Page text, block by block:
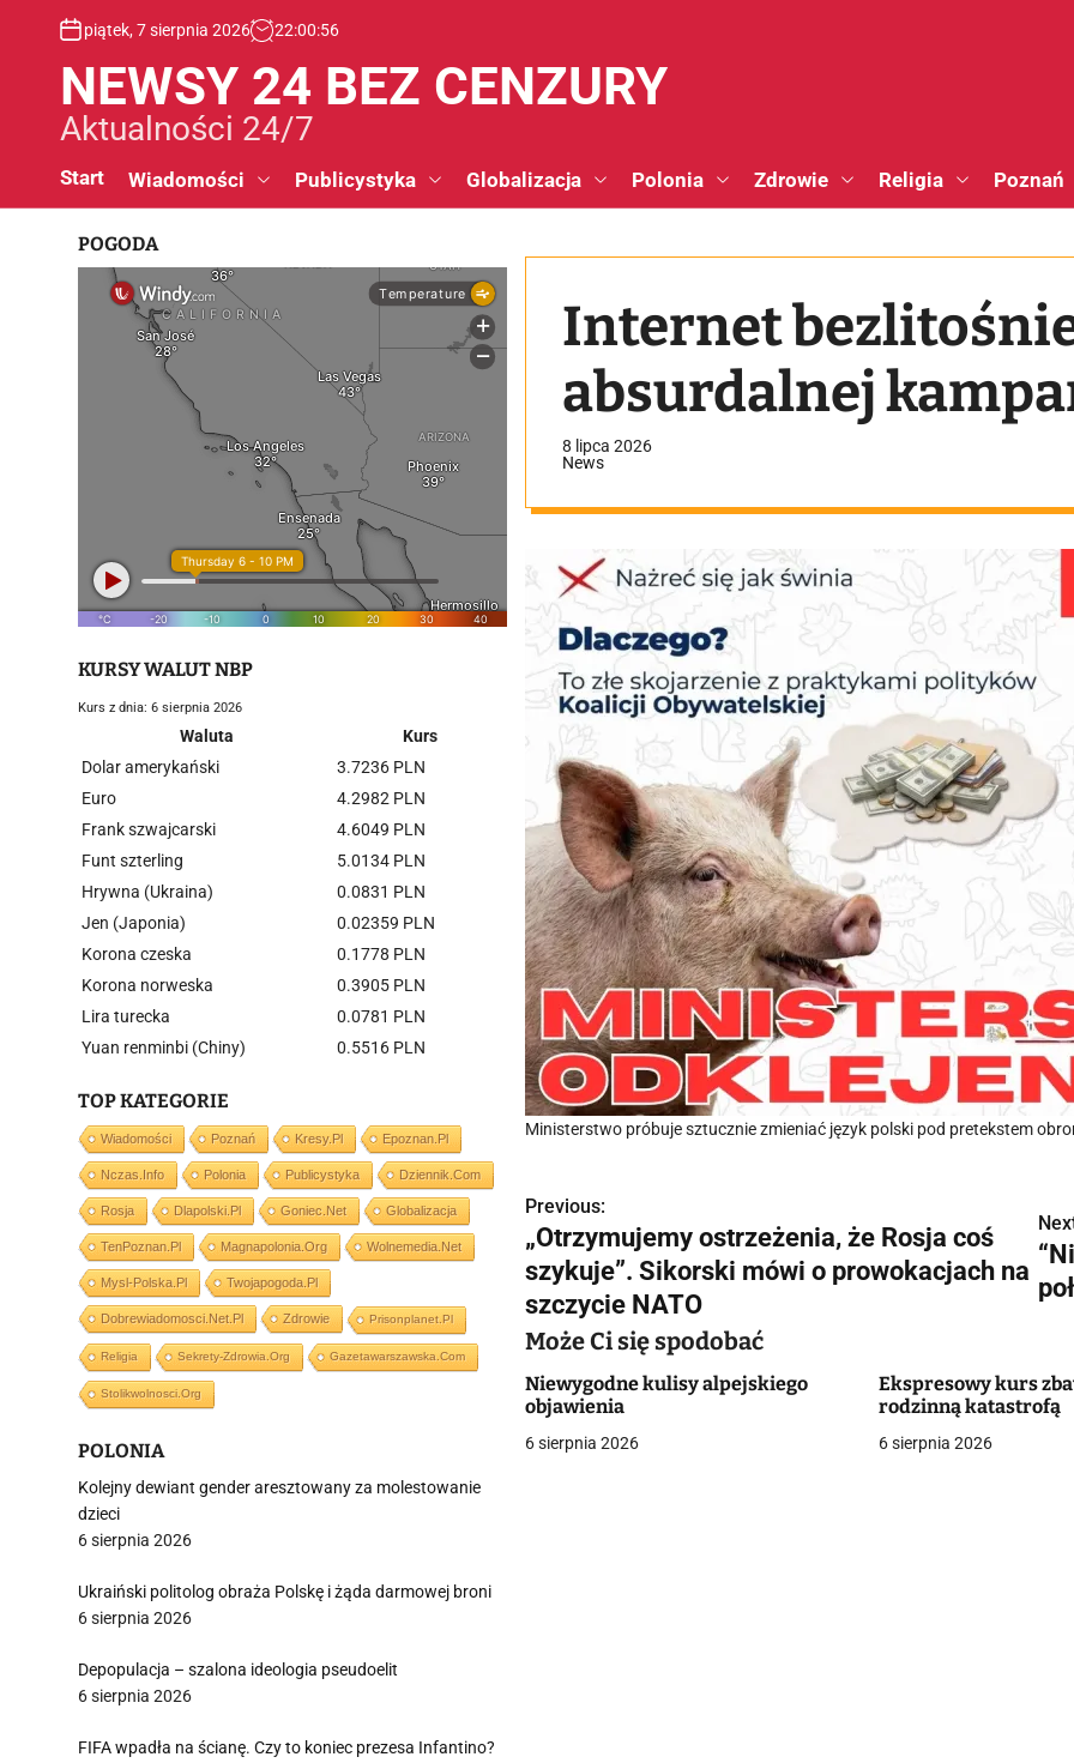
piątek, 7 sierpnia 2026 22:00:57
NEWSY 24 BEZ CENZURY
Aktualności 24/7
Start Wiadomości Publicystyka Globalizacja Polonia Zdrowie Religia Poznań
Internet
absurdalnej
8 lipca 2026
News
Ministerstwo próbuje sztucznie zmieniać język polski pod pretekstem
N
a
w
i
g
a
Previous:
„Otrzymujemy ostrzeżenia, że Rosja coś
szykuje”. Sikorski mówi o prowokacjach na
szczycie NATO
Może Ci się spodobać
Niewygodne kulisy alpejskiego
objawienia
6 sierpnia 2026
Ekspresowy kurs
rodzinną katastrofą
6 sierpnia 2026
POGODA
KURSY WALUT NBP
Kurs z dnia: 6 sierpnia 2026
Waluta
Kurs
Dolar amerykański
3.7236 PLN
Euro
4.2982 PLN
Frank szwajcarski
4.6049 PLN
Funt szterling
5.0134 PLN
Hrywna (Ukraina)
0.0831 PLN
Jen (Japonia)
0.02359 PLN
Korona czeska
0.1778 PLN
Korona norweska
0.3905 PLN
Lira turecka
0.0781 PLN
Yuan renminbi (Chiny)
0.5516 PLN
TOP KATEGORIE
Wiadomości Poznań Kresy.pl Epoznan.pl
Nczas.info Polonia Publicystyka Dziennik.com
Rosja Dlapolski.pl Goniec.net Globalizacja
TenPoznan.pl Magnapolonia.org Wolnemedia.net
Mysl-Polska.pl Twojapogoda.pl
Dobrewiadomosci.net.pl Zdrowie Prisonplanet.pl
Religia Sekrety-Zdrowia.org Gazetawarszawska.com
Stolikwolnosci.org
POLONIA
Kolejny dewiant gender aresztowany za molestowanie
dzieci
6 sierpnia 2026
Ukraiński politolog obraża Polskę i żąda darmowej broni
6 sierpnia 2026
Depopulacja – szalona ideologia pseudoelit
6 sierpnia 2026
FIFA wpadła na ścianę. Czy to koniec prezesa Infantino?